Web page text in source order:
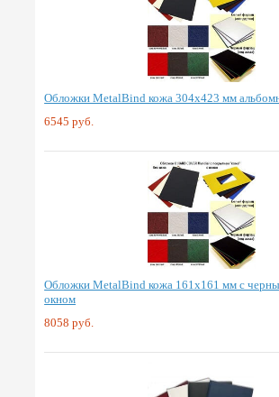
Обложки MetalBind кожа 304х423 мм
6545 руб.
Обложки MetalBind кожа 161х161 мм с
окном
8058 руб.